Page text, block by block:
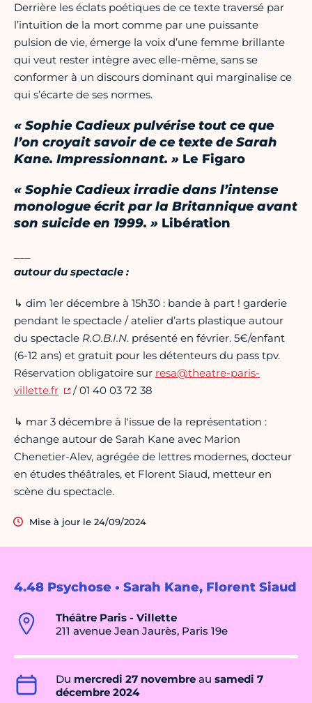
4.48 Psychose • Sarah Kane, Florent Siaud
Théâtre Paris - Villette
211 avenue Jean Jaurès, Paris 19e
Du mercredi 27 novembre au samedi 7
décembre 2024
Derrière les éclats poétiques de ce texte traversé par
l’intuition de la mort comme par une puissante
pulsion de vie, émerge la voix d’une femme brillante
qui veut rester intègre avec elle-même, sans se
conformer à un discours dominant qui marginalise ce
qui s’écarte de ses normes.
« Sophie Cadieux pulvérise tout ce que
l’on croyait savoir de ce texte de Sarah
Kane. Impressionnant. » Le Figaro
« Sophie Cadieux irradie dans l’intense
monologue écrit par la Britannique avant
son suicide en 1999. » Libération
autour du spectacle :
↳ dim 1er décembre à 15h30 : bande à part ! garderie
pendant le spectacle / atelier d’arts plastique autour
du spectacle R.O.B.I.N. présenté en février. 5€/enfant
(6-12 ans) et gratuit pour les détenteurs du pass tpv.
Réservation obligatoire sur resa@theatre-paris-
villette.fr
/ 01 40 03 72 38
↳ mar 3 décembre à l'issue de la représentation :
échange autour de Sarah Kane avec Marion
Chenetier-Alev, agrégée de lettres modernes, docteur
en études théâtrales, et Florent Siaud, metteur en
scène du spectacle.
Mise à jour le 24/09/2024